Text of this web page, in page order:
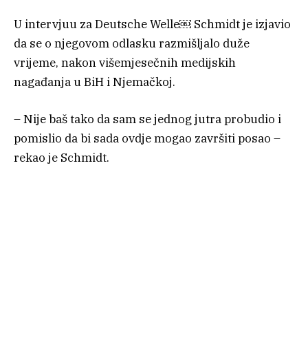
U intervjuu za Deutsche Welle￼ Schmidt je izjavio
da se o njegovom odlasku razmišljalo duže
vrijeme, nakon višemjesečnih medijskih
nagađanja u BiH i Njemačkoj.
– Nije baš tako da sam se jednog jutra probudio i
pomislio da bi sada ovdje mogao završiti posao –
rekao je Schmidt.